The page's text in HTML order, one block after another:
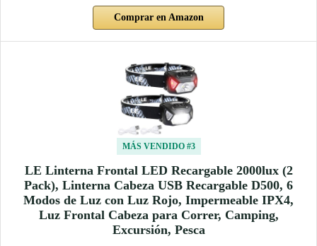
Comprar en Amazon
MÁS VENDIDO #3
LE Linterna Frontal LED Recargable 2000lux (2
Pack), Linterna Cabeza USB Recargable D500, 6
Modos de Luz con Luz Rojo, Impermeable IPX4,
Luz Frontal Cabeza para Correr, Camping,
Excursión, Pesca